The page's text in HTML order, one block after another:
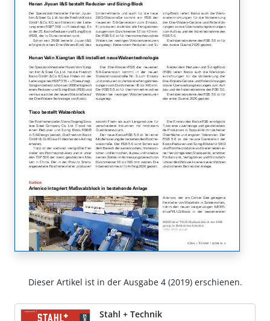
Dieser Artikel ist in der Ausgabe 4 (2019) erschienen.
Stahl + Technik